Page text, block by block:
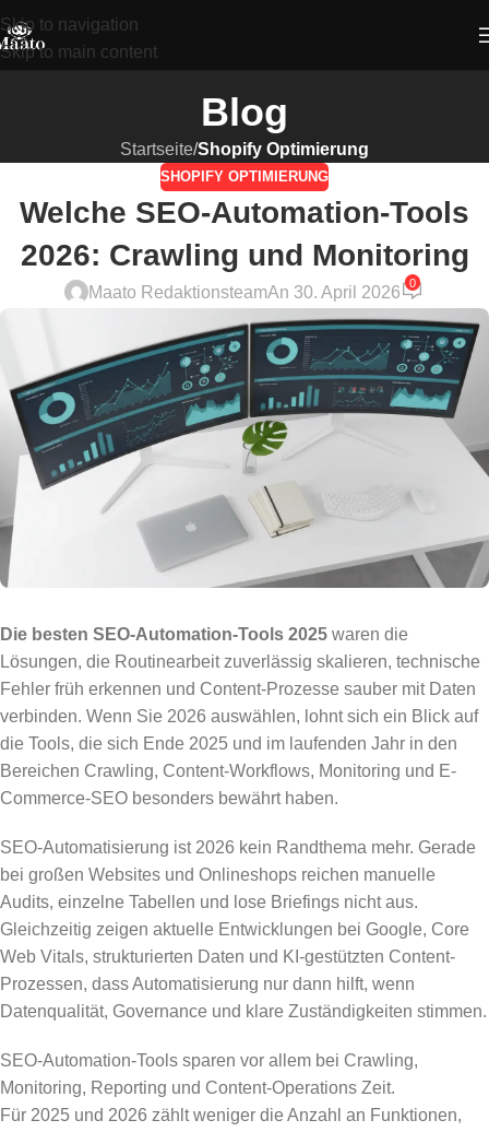
Skip to navigation
Skip to main content
Blog
Startseite/Shopify Optimierung
SHOPIFY OPTIMIERUNG
Welche SEO-Automation-Tools
2026: Crawling und Monitoring
Maato RedaktionsteamAn 30. April 2026
0
Die besten SEO-Automation-Tools 2025 waren die
Lösungen, die Routinearbeit zuverlässig skalieren, technische
Fehler früh erkennen und Content-Prozesse sauber mit Daten
verbinden. Wenn Sie 2026 auswählen, lohnt sich ein Blick auf
die Tools, die sich Ende 2025 und im laufenden Jahr in den
Bereichen Crawling, Content-Workflows, Monitoring und E-
Commerce-SEO besonders bewährt haben.
SEO-Automatisierung ist 2026 kein Randthema mehr. Gerade
bei großen Websites und Onlineshops reichen manuelle
Audits, einzelne Tabellen und lose Briefings nicht aus.
Gleichzeitig zeigen aktuelle Entwicklungen bei Google, Core
Web Vitals, strukturierten Daten und KI-gestützten Content-
Prozessen, dass Automatisierung nur dann hilft, wenn
Datenqualität, Governance und klare Zuständigkeiten stimmen.
SEO-Automation-Tools sparen vor allem bei Crawling,
Monitoring, Reporting und Content-Operations Zeit.
Für 2025 und 2026 zählt weniger die Anzahl an Funktionen,